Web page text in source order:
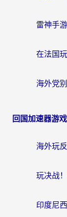
回国加速器游戏